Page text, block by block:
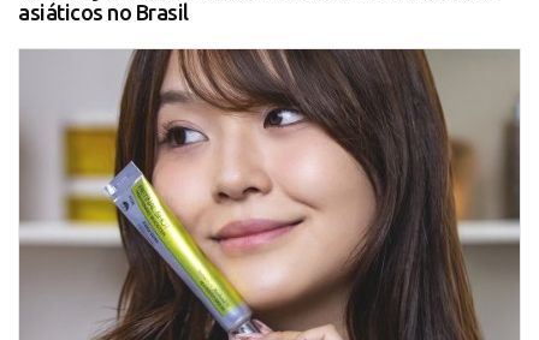
asiáticos no Brasil